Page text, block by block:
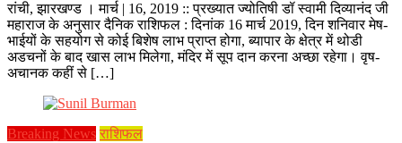
रांची, झारखण्ड । मार्च | 16, 2019 :: प्रख्यात ज्योतिषी डॉ स्वामी दिव्यानंद जी
महाराज के अनुसार दैनिक राशिफल : दिनांक 16 मार्च 2019, दिन शनिवार मेष-
भाईयों के सहयोग से कोई बिशेष लाभ प्राप्त होगा, ब्यापार के क्षेत्र में थोडी
अडचनों के बाद खास लाभ मिलेगा, मंदिर में सूप दान करना अच्छा रहेगा। वृष-
अचानक कहीं से […]
Breaking News राशिफल